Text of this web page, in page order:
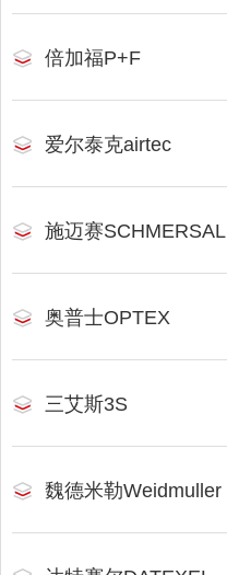
倍加福P+F
爱尔泰克airtec
施迈赛SCHMERSAL
奥普士OPTEX
三艾斯3S
魏德米勒Weidmuller